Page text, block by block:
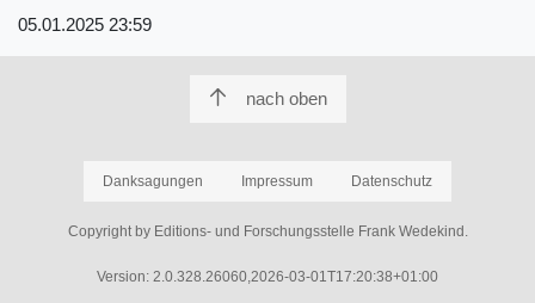
05.01.2025 23:59
nach oben
Danksagungen Impressum Datenschutz
Copyright by Editions- und Forschungsstelle Frank Wedekind.
Version: 2.0.328.26060,2026-03-01T17:20:38+01:00